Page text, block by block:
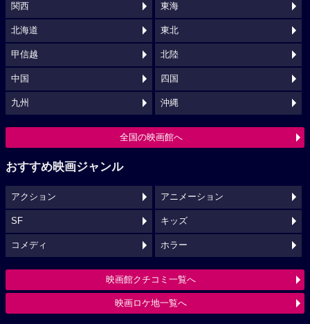
関西 東海
北海道 東北
甲信越 北陸
中国 四国
九州 沖縄
全国の映画館へ
おすすめ映画ジャンル
アクション アニメーション
SF キッズ
コメディ ホラー
映画館クチコミ一覧へ
映画ロケ地一覧へ